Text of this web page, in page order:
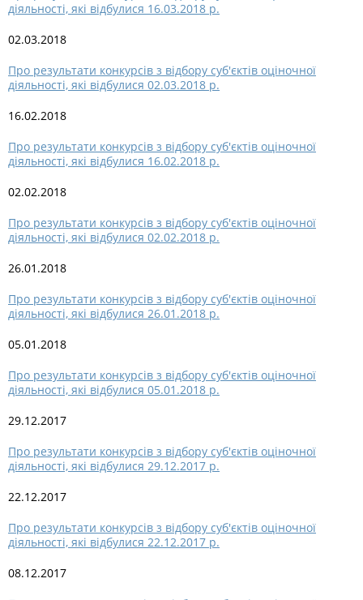
діяльності, які відбулися 16.03.2018 р.
02.03.2018
Про результати конкурсів з відбору суб'єктів оціночної
діяльності, які відбулися 02.03.2018 р.
16.02.2018
Про результати конкурсів з відбору суб'єктів оціночної
діяльності, які відбулися 16.02.2018 р.
02.02.2018
Про результати конкурсів з відбору суб'єктів оціночної
діяльності, які відбулися 02.02.2018 р.
26.01.2018
Про результати конкурсів з відбору суб'єктів оціночної
діяльності, які відбулися 26.01.2018 р.
05.01.2018
Про результати конкурсів з відбору суб'єктів оціночної
діяльності, які відбулися 05.01.2018 р.
29.12.2017
Про результати конкурсів з відбору суб'єктів оціночної
діяльності, які відбулися 29.12.2017 р.
22.12.2017
Про результати конкурсів з відбору суб'єктів оціночної
діяльності, які відбулися 22.12.2017 р.
08.12.2017